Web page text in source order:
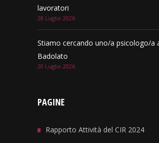
lavoratori
28 Luglio 2026
Stiamo cercando uno/a psicologo/a
Badolato
20 Luglio 2026
PAGINE
Rapporto Attività del CIR 2024